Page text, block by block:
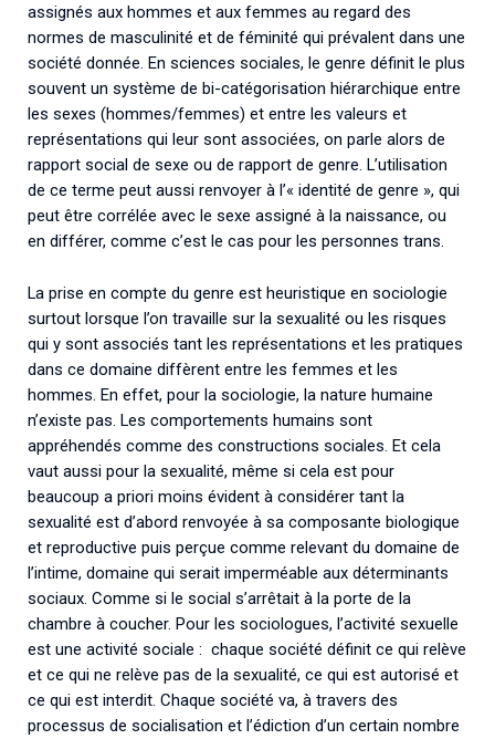
assignés aux hommes et aux femmes au regard des
normes de masculinité et de féminité qui prévalent dans une
société donnée. En sciences sociales, le genre définit le plus
souvent un système de bi-catégorisation hiérarchique entre
les sexes (hommes/femmes) et entre les valeurs et
représentations qui leur sont associées, on parle alors de
rapport social de sexe ou de rapport de genre. L’utilisation
de ce terme peut aussi renvoyer à l’« identité de genre », qui
peut être corrélée avec le sexe assigné à la naissance, ou
en différer, comme c’est le cas pour les personnes trans.
La prise en compte du genre est heuristique en sociologie
surtout lorsque l’on travaille sur la sexualité ou les risques
qui y sont associés tant les représentations et les pratiques
dans ce domaine diffèrent entre les femmes et les
hommes. En effet, pour la sociologie, la nature humaine
n’existe pas. Les comportements humains sont
appréhendés comme des constructions sociales. Et cela
vaut aussi pour la sexualité, même si cela est pour
beaucoup a priori moins évident à considérer tant la
sexualité est d’abord renvoyée à sa composante biologique
et reproductive puis perçue comme relevant du domaine de
l’intime, domaine qui serait imperméable aux déterminants
sociaux. Comme si le social s’arrêtait à la porte de la
chambre à coucher. Pour les sociologues, l’activité sexuelle
est une activité sociale : chaque société définit ce qui relève
et ce qui ne relève pas de la sexualité, ce qui est autorisé et
ce qui est interdit. Chaque société va, à travers des
processus de socialisation et l’édiction d’un certain nombre